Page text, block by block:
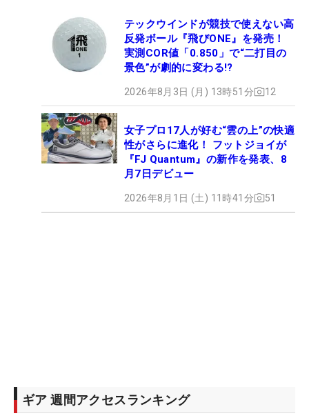
テックウインドが競技で使えない高
反発ボール『飛びONE』を発売！
実測COR値「0.850」で“二打目の
景色”が劇的に変わる!?
2026年8月3日 (月) 13時51分 12
女子プロ17人が好む“雲の上”の快適
性がさらに進化！ フットジョイが
『FJ Quantum』の新作を発表、8
月7日デビュー
2026年8月1日 (土) 11時41分 51
ギア 週間アクセスランキング